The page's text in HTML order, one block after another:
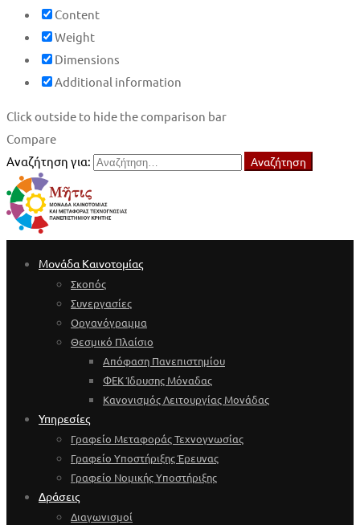
Content
Weight
Dimensions
Additional information
Click outside to hide the comparison bar
Compare
Αναζήτηση για:
Αναζήτηση
Μονάδα Καινοτομίας
Σκοπός
Συνεργασίες
Οργανόγραμμα
Θεσμικό Πλαίσιο
Απόφαση Πανεπιστημίου
ΦΕΚ Ίδρυσης Μόναδας
Κανονισμός Λειτουργίας Μονάδας
Υπηρεσίες
Γραφείο Μεταφοράς Τεχνογνωσίας
Γραφείο Υποστήριξης Έρευνας
Γραφείο Νομικής Υποστήριξης
Δράσεις
Διαγωνισμοί